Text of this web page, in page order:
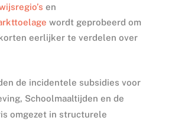
en
wordt geprobeerd om
eerlijker te verdelen over
de incidentele subsidies voor
Schoolmaaltijden en de
omgezet in structurele